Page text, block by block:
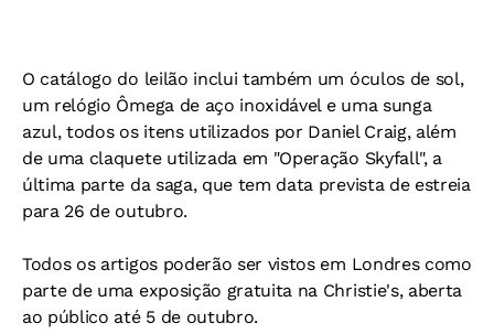
O catálogo do leilão inclui também um óculos de sol,
um relógio Ômega de aço inoxidável e uma sunga
azul, todos os itens utilizados por Daniel Craig, além
de uma claquete utilizada em "Operação Skyfall", a
última parte da saga, que tem data prevista de estreia
para 26 de outubro.
Todos os artigos poderão ser vistos em Londres como
parte de uma exposição gratuita na Christie's, aberta
ao público até 5 de outubro.